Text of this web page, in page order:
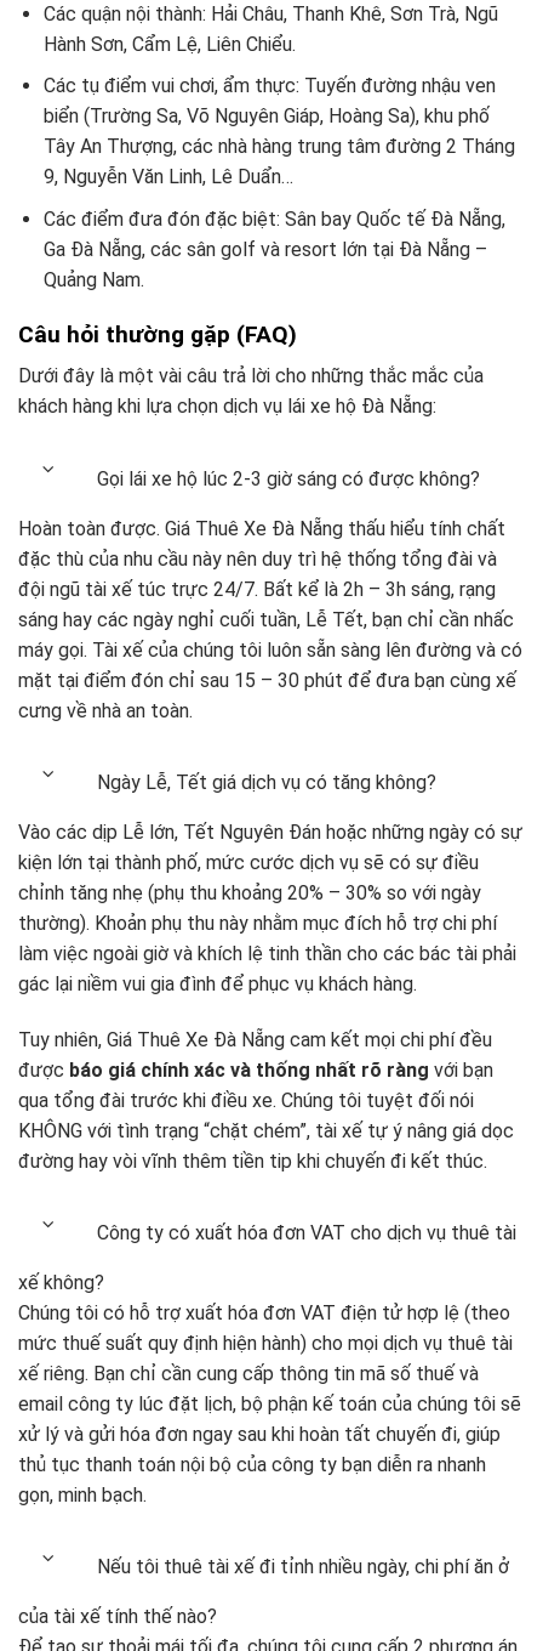
Các quận nội thành: Hải Châu, Thanh Khê, Sơn Trà, Ngũ
Hành Sơn, Cẩm Lệ, Liên Chiểu.
Các tụ điểm vui chơi, ẩm thực: Tuyến đường nhậu ven
biển (Trường Sa, Võ Nguyên Giáp, Hoàng Sa), khu phố
Tây An Thượng, các nhà hàng trung tâm đường 2 Tháng
9, Nguyễn Văn Linh, Lê Duẩn…
Các điểm đưa đón đặc biệt: Sân bay Quốc tế Đà Nẵng,
Ga Đà Nẵng, các sân golf và resort lớn tại Đà Nẵng –
Quảng Nam.
Câu hỏi thường gặp (FAQ)
Dưới đây là một vài câu trả lời cho những thắc mắc của
khách hàng khi lựa chọn dịch vụ lái xe hộ Đà Nẵng:
Gọi lái xe hộ lúc 2-3 giờ sáng có được không?
Hoàn toàn được. Giá Thuê Xe Đà Nẵng thấu hiểu tính chất
đặc thù của nhu cầu này nên duy trì hệ thống tổng đài và
đội ngũ tài xế túc trực 24/7. Bất kể là 2h – 3h sáng, rạng
sáng hay các ngày nghỉ cuối tuần, Lễ Tết, bạn chỉ cần nhấc
máy gọi. Tài xế của chúng tôi luôn sẵn sàng lên đường và có
mặt tại điểm đón chỉ sau 15 – 30 phút để đưa bạn cùng xế
cưng về nhà an toàn.
Ngày Lễ, Tết giá dịch vụ có tăng không?
Vào các dịp Lễ lớn, Tết Nguyên Đán hoặc những ngày có sự
kiện lớn tại thành phố, mức cước dịch vụ sẽ có sự điều
chỉnh tăng nhẹ (phụ thu khoảng 20% – 30% so với ngày
thường). Khoản phụ thu này nhằm mục đích hỗ trợ chi phí
làm việc ngoài giờ và khích lệ tinh thần cho các bác tài phải
gác lại niềm vui gia đình để phục vụ khách hàng.
Tuy nhiên, Giá Thuê Xe Đà Nẵng cam kết mọi chi phí đều
được báo giá chính xác và thống nhất rõ ràng với bạn
qua tổng đài trước khi điều xe. Chúng tôi tuyệt đối nói
KHÔNG với tình trạng “chặt chém”, tài xế tự ý nâng giá dọc
đường hay vòi vĩnh thêm tiền tip khi chuyến đi kết thúc.
Công ty có xuất hóa đơn VAT cho dịch vụ thuê tài
xế không?
Chúng tôi có hỗ trợ xuất hóa đơn VAT điện tử hợp lệ (theo
mức thuế suất quy định hiện hành) cho mọi dịch vụ thuê tài
xế riêng. Bạn chỉ cần cung cấp thông tin mã số thuế và
email công ty lúc đặt lịch, bộ phận kế toán của chúng tôi sẽ
xử lý và gửi hóa đơn ngay sau khi hoàn tất chuyến đi, giúp
thủ tục thanh toán nội bộ của công ty bạn diễn ra nhanh
gọn, minh bạch.
Nếu tôi thuê tài xế đi tỉnh nhiều ngày, chi phí ăn ở
của tài xế tính thế nào?